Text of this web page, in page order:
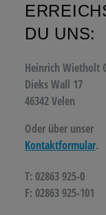
DU UNS:
Heinrich Wietholt
Dieks Wall 17
46342 Velen
Oder über unser
Kontaktformular.
T: 02863 925-0
F: 02863 925-101